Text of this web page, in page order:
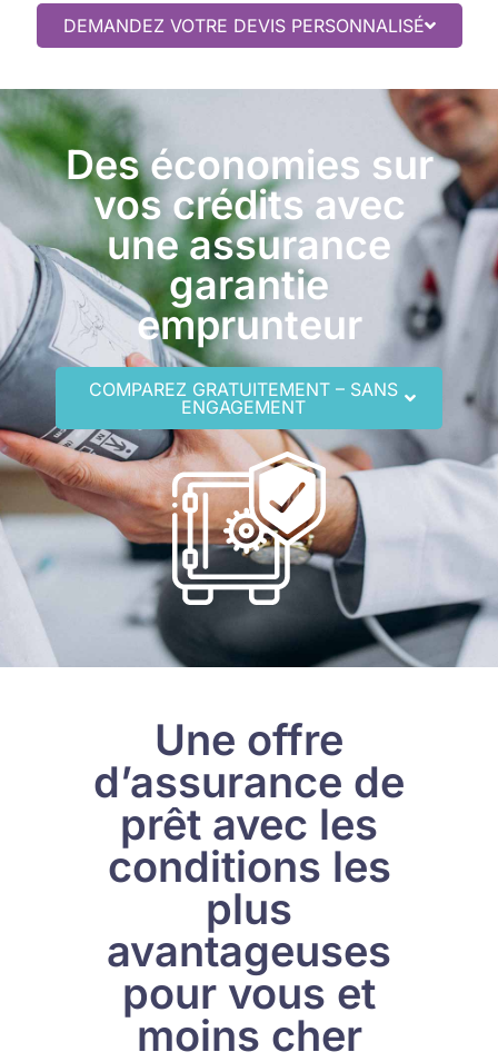
DEMANDEZ VOTRE DEVIS PERSONNALISÉ
Des économies sur
vos crédits avec
une assurance
garantie
emprunteur
COMPAREZ GRATUITEMENT – SANS
ENGAGEMENT
Une offre
d’assurance de
prêt avec les
conditions les
plus
avantageuses
pour vous et
moins cher